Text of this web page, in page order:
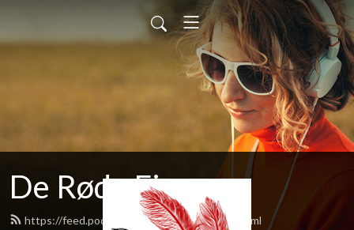
De Røde Fjer
https://feed.podbean.com/deroedefjer/feed.xml